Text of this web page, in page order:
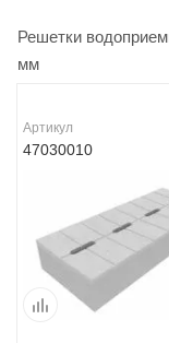
Решетки
мм
Артикул
47030010